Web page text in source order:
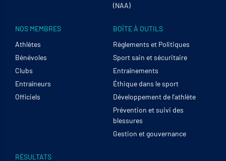
(NAA)
NOS MEMBRES
Athlètes
Bénévoles
Clubs
Entraîneurs
Officiels
BOÎTE À OUTILS
Règlements et Politiques
Sport sain et sécuritaire
Entraînements
Éthique dans le sport
Développement de l’athlète
Prévention et suivi des
blessures
Gestion et gouvernance
RÉSULTATS